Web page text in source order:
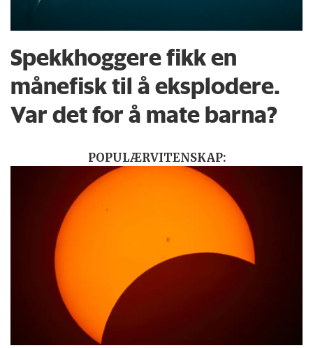
Spekkhoggere fikk en
månefisk til å eksplodere.
Var det for å mate barna?
POPULÆRVITENSKAP: